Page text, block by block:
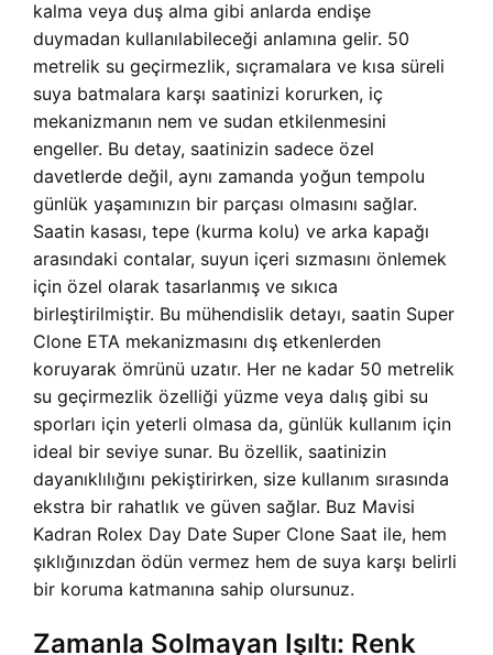
kalma veya duş alma gibi anlarda endişe
duymadan kullanılabileceği anlamına gelir. 50
metrelik su geçirmezlik, sıçramalara ve kısa süreli
suya batmalara karşı saatinizi korurken, iç
mekanizmanın nem ve sudan etkilenmesini
engeller. Bu detay, saatinizin sadece özel
davetlerde değil, aynı zamanda yoğun tempolu
günlük yaşamınızın bir parçası olmasını sağlar.
Saatin kasası, tepe (kurma kolu) ve arka kapağı
arasındaki contalar, suyun içeri sızmasını önlemek
için özel olarak tasarlanmış ve sıkıca
birleştirilmiştir. Bu mühendislik detayı, saatin Super
Clone ETA mekanizmasını dış etkenlerden
koruyarak ömrünü uzatır. Her ne kadar 50 metrelik
su geçirmezlik özelliği yüzme veya dalış gibi su
sporları için yeterli olmasa da, günlük kullanım için
ideal bir seviye sunar. Bu özellik, saatinizin
dayanıklılığını pekiştirirken, size kullanım sırasında
ekstra bir rahatlık ve güven sağlar. Buz Mavisi
Kadran Rolex Day Date Super Clone Saat ile, hem
şıklığınızdan ödün vermez hem de suya karşı belirli
bir koruma katmanına sahip olursunuz.
Zamanla Solmayan Işıltı: Renk